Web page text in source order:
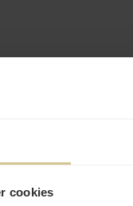
cookies